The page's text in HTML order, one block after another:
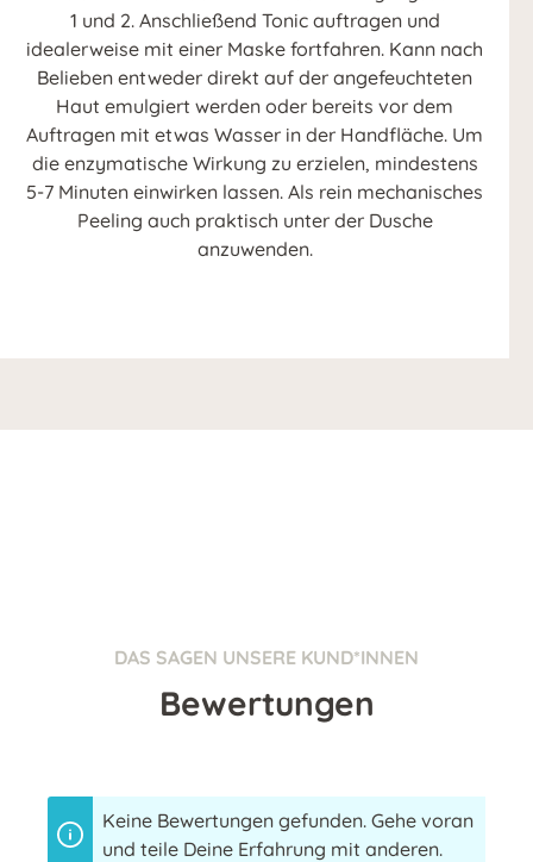
1 und 2. Anschließend Tonic auftragen und
idealerweise mit einer Maske fortfahren. Kann nach
Belieben entweder direkt auf der angefeuchteten
Haut emulgiert werden oder bereits vor dem
Auftragen mit etwas Wasser in der Handfläche. Um
die enzymatische Wirkung zu erzielen, mindestens
5-7 Minuten einwirken lassen. Als rein mechanisches
Peeling auch praktisch unter der Dusche
anzuwenden.
DAS SAGEN UNSERE KUND*INNEN
Bewertungen
Keine Bewertungen gefunden. Gehe voran
und teile Deine Erfahrung mit anderen.